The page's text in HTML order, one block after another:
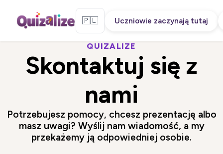
🇵🇱 Uczniowie zaczynają tutaj
QUIZALIZE
Skontaktuj się z
nami
Potrzebujesz pomocy, chcesz prezentację albo
masz uwagi? Wyślij nam wiadomość, a my
przekażemy ją odpowiedniej osobie.